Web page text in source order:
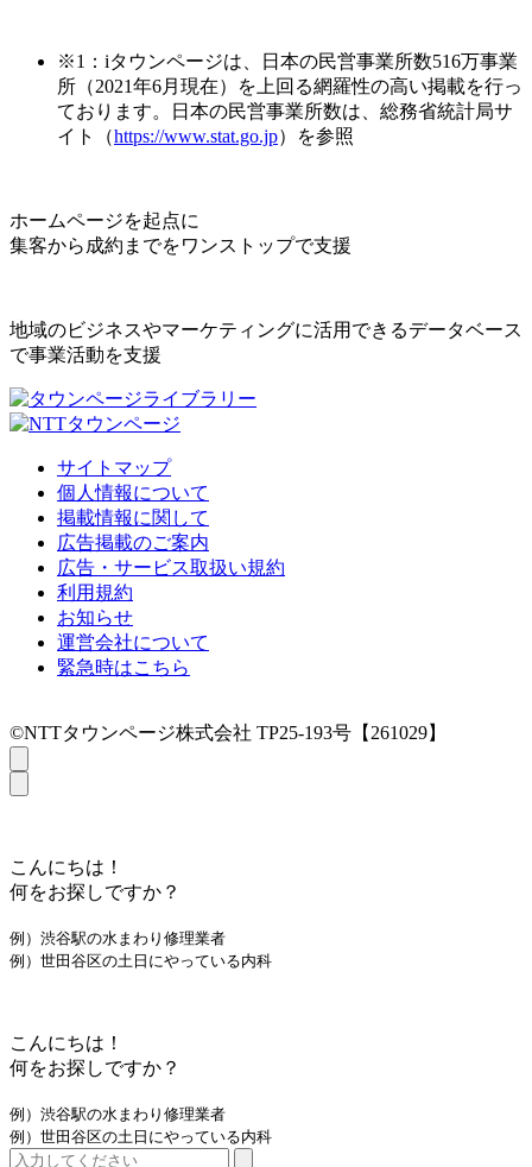
※1：iタウンページは、日本の民営事業所数516万事業
所（2021年6月現在）を上回る網羅性の高い掲載を行っ
ております。日本の民営事業所数は、総務省統計局サ
イト（https://www.stat.go.jp）を参照
ホームページを起点に
集客から成約までをワンストップで支援
地域のビジネスやマーケティングに活用できるデータベース
で事業活動を支援
サイトマップ
個人情報について
掲載情報に関して
広告掲載のご案内
広告・サービス取扱い規約
利用規約
お知らせ
運営会社について
緊急時はこちら
©NTTタウンページ株式会社 TP25-193号【261029】
こんにちは！
何をお探しですか？
例）渋谷駅の水まわり修理業者
例）世田谷区の土日にやっている内科
こんにちは！
何をお探しですか？
例）渋谷駅の水まわり修理業者
例）世田谷区の土日にやっている内科